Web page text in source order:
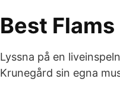
Best
Lyssna på en
Krunegård sin egna